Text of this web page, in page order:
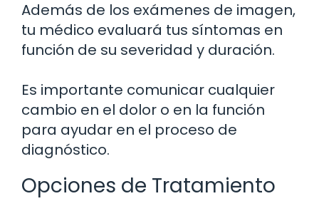
Además de los exámenes de imagen,
tu médico evaluará tus síntomas en
función de su severidad y duración.
Es importante comunicar cualquier
cambio en el dolor o en la función
para ayudar en el proceso de
diagnóstico.
Opciones de Tratamiento